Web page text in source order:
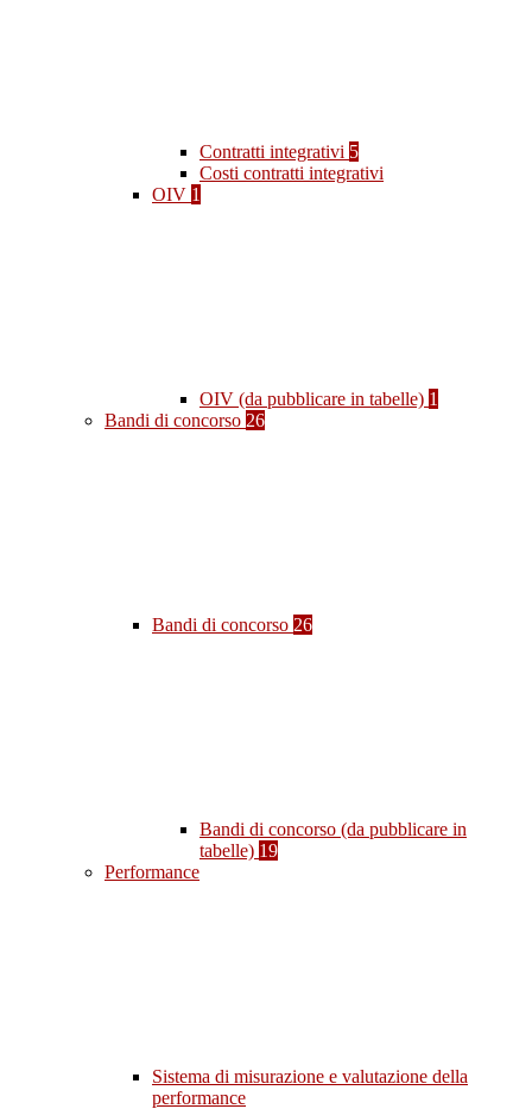
Contratti integrativi 5
Costi contratti integrativi
OIV 1
OIV (da pubblicare in tabelle) 1
Bandi di concorso 26
Bandi di concorso 26
Bandi di concorso (da pubblicare in
tabelle) 19
Performance
Sistema di misurazione e valutazione della
performance